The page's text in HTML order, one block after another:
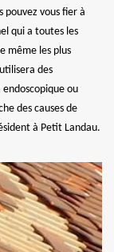
pouvez vous fier à
qui a toutes les
même les plus
des
ou
des causes de
à Petit Landau.